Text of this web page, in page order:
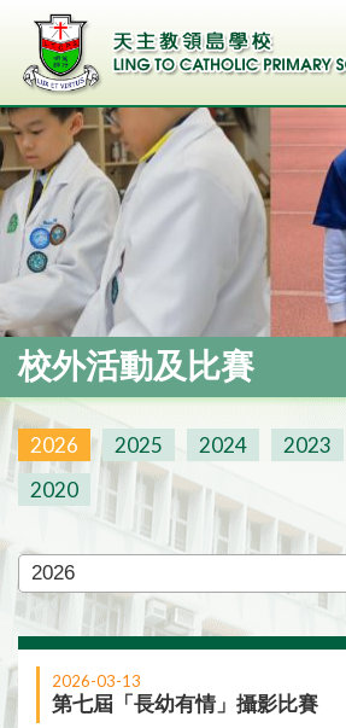
校外活動及比賽
2026 2025 2024 2023
2020
2026-03-13
第七屆「長幼有情」攝影比賽